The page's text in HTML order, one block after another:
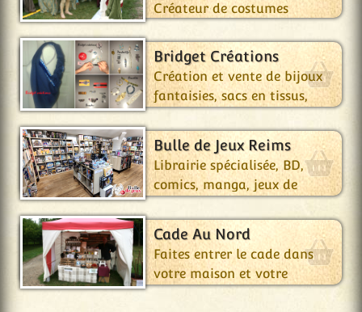
Créateur de costumes
scènes, tenues, chapeaux...
Bridget Créations
Création et vente de bijoux
fantaisies, sacs en tissus,
Bulle de Jeux Reims
Librairie spécialisée, BD,
comics, manga, jeux de
Cade Au Nord
Faites entrer le cade dans
votre maison et votre